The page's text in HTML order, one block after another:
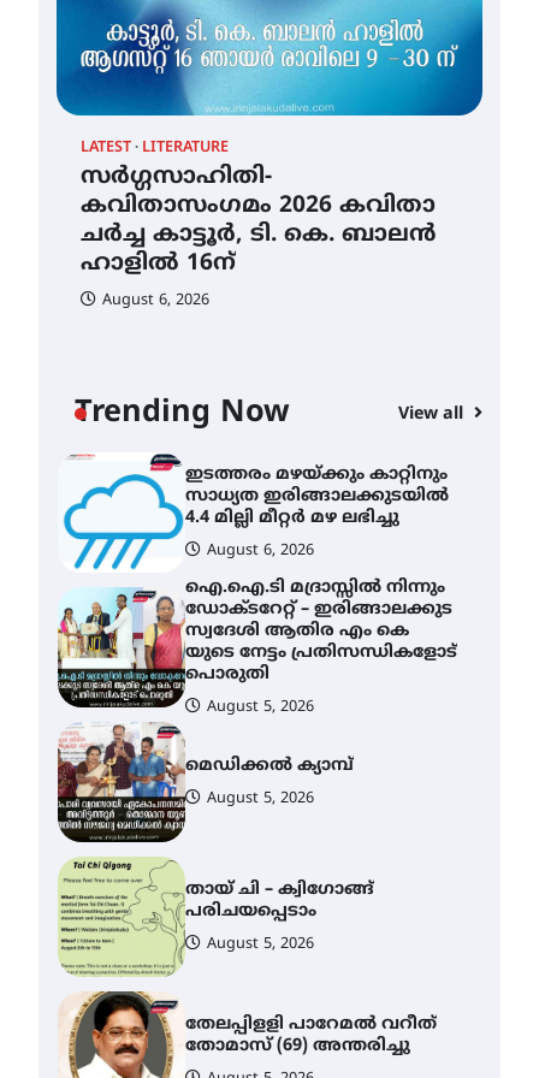
LATEST LITERATURE
സർഗ്ഗസാഹിതി-
കവിതാസംഗമം 2026 കവിതാ
ചർച്ച കാട്ടൂർ, ടി. കെ. ബാലൻ
ഹാളിൽ 16ന്
August 6, 2026
Trending Now View all
പരിചയപ്പെടാം
തേലപ്പിളളി പാറേമൽ വറീത്
തോമാസ് (69) അന്തരിച്ചു
August 5, 2026
August 6, 2026
ഇടത്തരം മഴയ്ക്കും കാറ്റിനും
സാധ്യത ഇരിങ്ങാലക്കുടയിൽ
4.4 മില്ലി മീറ്റർ മഴ ലഭിച്ചു
August 6, 2026
ഐ.ഐ.ടി മദ്രാസ്സിൽ നിന്നും
ഡോക്ടറേറ്റ് – ഇരിങ്ങാലക്കുട
സ്വദേശി ആതിര എം കെ
യുടെ നേട്ടം പ്രതിസന്ധികളോട്
പൊരുതി
August 5, 2026
മെഡിക്കൽ ക്യാമ്പ്
August 5, 2026
തായ് ചി – ക്വിഗോങ്ങ്
പരിചയപ്പെടാം
August 5, 2026
തേലപ്പിളളി പാറേമൽ വറീത്
തോമാസ് (69) അന്തരിച്ചു